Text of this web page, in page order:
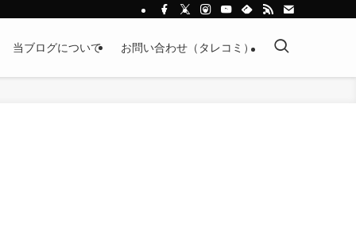
当ブログについて お問い合わせ（タレコミ）